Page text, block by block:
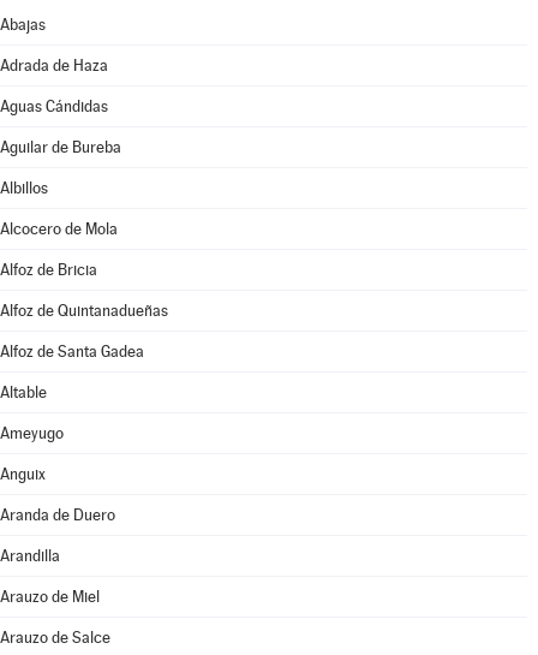
Abajas
Adrada de Haza
Aguas Cándidas
Aguilar de Bureba
Albillos
Alcocero de Mola
Alfoz de Bricia
Alfoz de Quintanadueñas
Alfoz de Santa Gadea
Altable
Ameyugo
Anguix
Aranda de Duero
Arandilla
Arauzo de Miel
Arauzo de Salce